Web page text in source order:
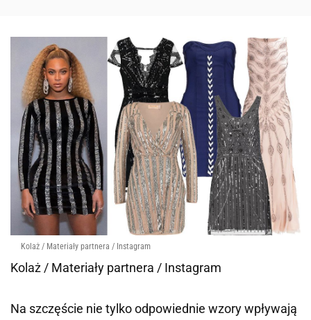
Kolaż / Materiały partnera / Instagram
Kolaż / Materiały partnera / Instagram
Na szczęście nie tylko odpowiednie wzory wpływają